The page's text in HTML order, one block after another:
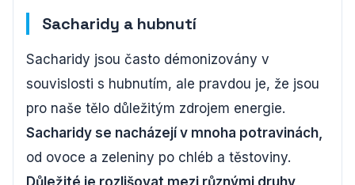
Sacharidy a hubnutí
Sacharidy jsou často démonizovány v
souvislosti s hubnutím, ale pravdou je, že jsou
pro naše tělo důležitým zdrojem energie.
Sacharidy se nacházejí v mnoha potravinách,
od ovoce a zeleniny po chléb a těstoviny.